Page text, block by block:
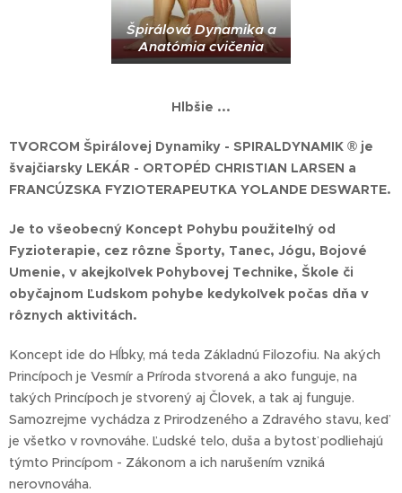
Špirálová Dynamika a
Anatómia cvičenia
Hlbšie ...
TVORCOM Špirálovej Dynamiky - SPIRALDYNAMIK ® je
švajčiarsky LEKÁR - ORTOPÉD CHRISTIAN LARSEN a
FRANCÚZSKA FYZIOTERAPEUTKA YOLANDE DESWARTE.
Je to všeobecný Koncept Pohybu použiteľný od
Fyzioterapie, cez rôzne Športy, Tanec, Jógu, Bojové
Umenie, v akejkoľvek Pohybovej Technike, Škole či
obyčajnom Ľudskom pohybe kedykoľvek počas dňa v
rôznych aktivitách.
Koncept ide do Hĺbky, má teda Základnú Filozofiu. Na akých
Princípoch je Vesmír a Príroda stvorená a ako funguje, na
takých Princípoch je stvorený aj Človek, a tak aj funguje.
Samozrejme vychádza z Prirodzeného a Zdravého stavu, keď
je všetko v rovnováhe. Ľudské telo, duša a bytosť podliehajú
týmto Princípom - Zákonom a ich narušením vzniká
nerovnováha.